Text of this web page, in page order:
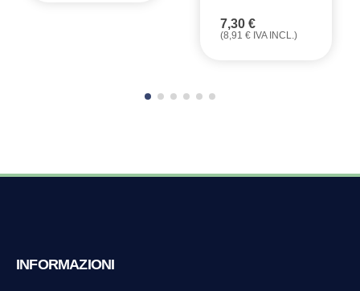
7,30 €
(8,91 € IVA INCL.)
INFORMAZIONI